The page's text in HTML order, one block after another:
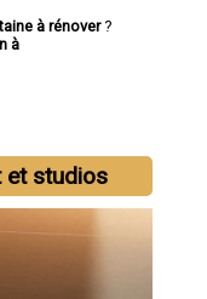
à rénover?
à
et studios